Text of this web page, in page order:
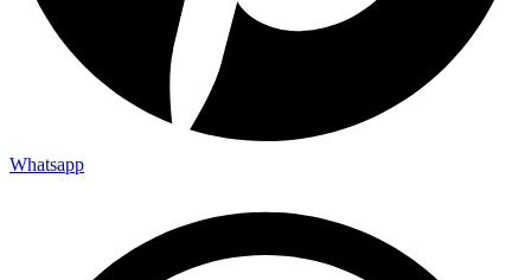
Whatsapp